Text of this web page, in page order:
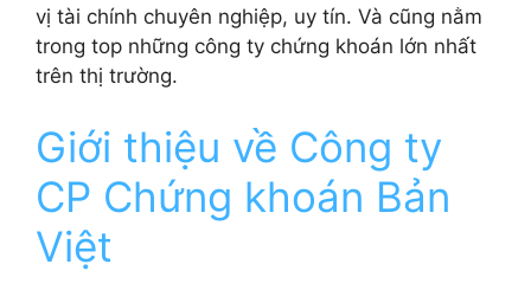
vị tài chính chuyên nghiệp, uy tín. Và cũng nằm
trong top những công ty chứng khoán lớn nhất
trên thị trường.
Giới thiệu về Công ty
CP Chứng khoán Bản
Việt